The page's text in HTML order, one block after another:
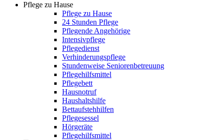
Pflege zu Hause
Pflege zu Hause
24 Stunden Pflege
Pflegende Angehörige
Intensivpflege
Pflegedienst
Verhinderungspflege
Stundenweise Seniorenbetreuung
Pflegehilfsmittel
Pflegebett
Hausnotruf
Haushaltshilfe
Bettaufstehhilfen
Pflegesessel
Hörgeräte
Pflegehilfsmittel